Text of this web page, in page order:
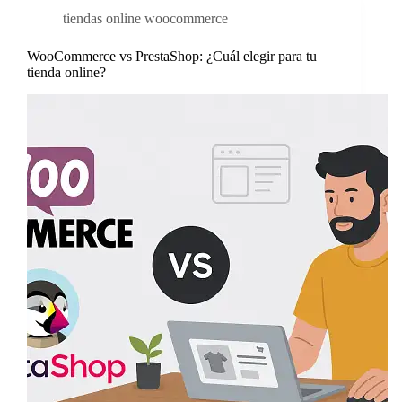
tiendas online woocommerce
WooCommerce vs PrestaShop: ¿Cuál elegir para tu
tienda online?